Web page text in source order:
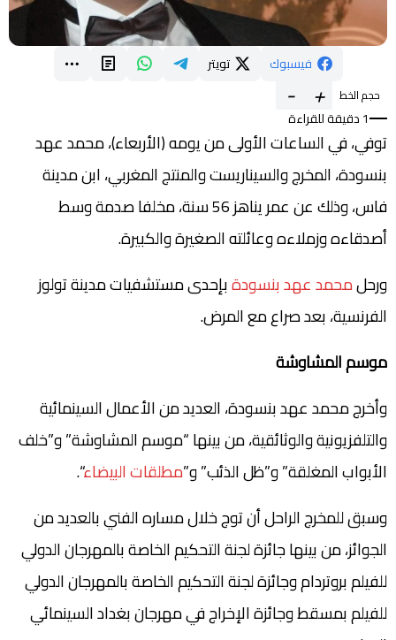
فيسبوك تويتر
حجم الخط +
-
1 دقيقة للقراءة
توفي، في الساعات الأولى من يومه (الأربعاء)، محمد عهد
بنسودة، المخرج والسيناريست والمنتج المغربي، ابن مدينة
فاس، وذلك عن عمر يناهز 56 سنة، مخلفا صدمة وسط
أصدقاءه وزملاءه وعائلته الصغيرة والكبيرة.
ورحلمحمد عهد بنسودةبإحدى مستشفيات مدينة تولوز
الفرنسية، بعد صراع مع المرض.
موسم المشاوشة
وأخرج محمد عهد بنسودة، العديد من الأعمال السينمائية
والتلفزيونية والوثائقية، من بينها “موسم المشاوشة” و”خلف
الأبواب المغلقة” و”ظل الذئب” و”مطلقات البيضاء“.
وسبق للمخرج الراحل أن توج خلال مساره الفني بالعديد من
الجوائز، من بينها جائزة لجنة التحكيم الخاصة بالمهرجان الدولي
للفيلم بروتردام وجائزة لجنة التحكيم الخاصة بالمهرجان الدولي
للفيلم بمسقط وجائزة الإخراج في مهرجان بغداد السينمائي